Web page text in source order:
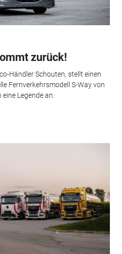
zurück!
Händler Schouten, stellt einen
Fernverkehrsmodell S-Way von
Legende an.